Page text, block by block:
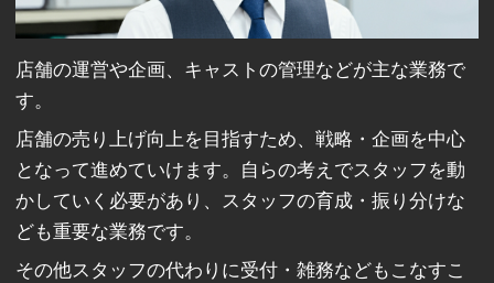
店舗の運営や企画、キャストの管理などが主な業務で
す。
店舗の売り上げ向上を目指すため、戦略・企画を中心
となって進めていけます。自らの考えでスタッフを動
かしていく必要があり、スタッフの育成・振り分けな
ども重要な業務です。
その他スタッフの代わりに受付・雑務などもこなすこ